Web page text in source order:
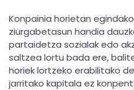
Konpainia horietan
ziurgabetasun handia
partaidetza sozialak edo
saltzea lortu bada ere,
horiek lortzeko erabilitako
jarritako kapitala ez